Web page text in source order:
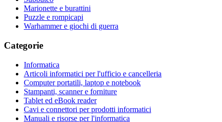
Marionette e burattini
Puzzle e rompicapi
Warhammer e giochi di guerra
Categorie
Informatica
Articoli informatici per l'ufficio e cancelleria
Computer portatili, laptop e notebook
Stampanti, scanner e forniture
Tablet ed eBook reader
Cavi e connettori per prodotti informatici
Manuali e risorse per l'informatica